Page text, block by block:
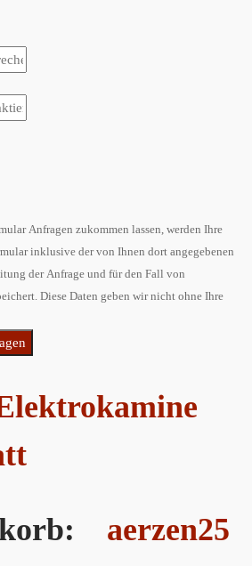
Anfragen zukommen lassen, werden Ihre
inklusive der von Ihnen dort angegebenen
der Anfrage und für den Fall von
Diese Daten geben wir nicht ohne Ihre
aerzen25